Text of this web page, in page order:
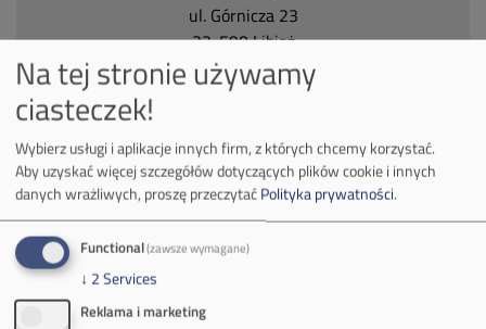
ul. Górnicza 23
32-590 Libiąż
Tel. +48 32 627 00 00
Zakład Górniczy Brzeszcze
ul.Kościuszki 1
32-620 Brzeszcze
tel.+48 32 716 53 00
mail:media@pkw-sa.pl
Na tej stronie używamy
ciasteczek!
Wybierz usługi i aplikacje innych firm, z których chcemy korzystać.
Aby uzyskać więcej szczegółów dotyczących plików cookie i innych
danych wrażliwych, proszę przeczytaćPolityka prywatności.
Functional(zawsze wymagane)
↓ 2Services
Reklama i marketing